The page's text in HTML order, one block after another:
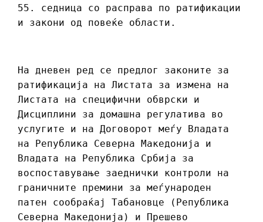
55. седница со расправа по ратификации
и закони од повеќе области.
На дневен ред се предлог законите за
ратификација на Листата за измена на
Листата на специфични обврски и
Дисциплини за домашна регулатива во
услугите и на Договорот меѓу Владата
на Република Северна Македонија и
Владата на Република Србија за
воспоставување заеднички контроли на
граничните премини за меѓународен
патен сообраќај Табановце (Република
Северна Македонија) и Прешево